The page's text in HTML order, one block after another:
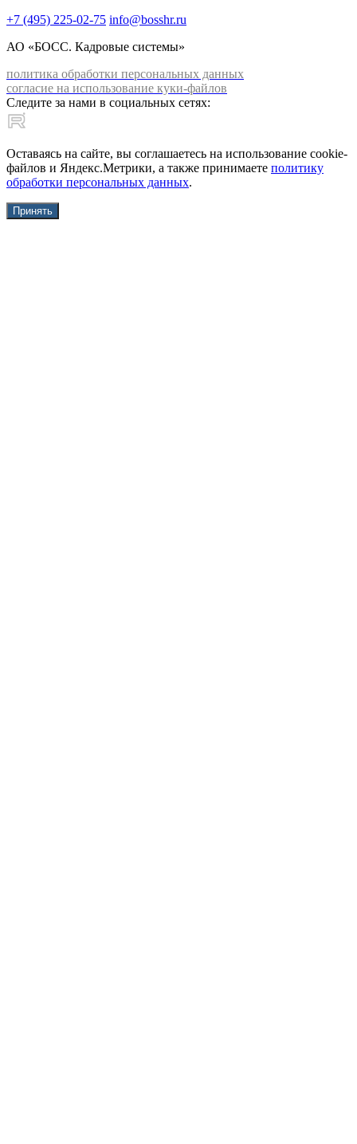
+7 (495) 225-02-75 info@bosshr.ru
АО «БОСС. Кадровые системы»
политика обработки персональных данных
согласие на использование куки-файлов
Следите за нами в социальных сетях:
Оставаясь на сайте, вы соглашаетесь на использование cookie-
файлов и Яндекс.Метрики, а также принимаете политику
обработки персональных данных.
Принять